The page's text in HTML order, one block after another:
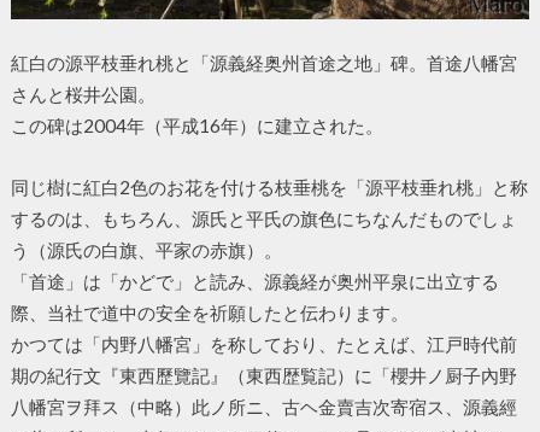
紅白の源平枝垂れ桃と「源義経奥州首途之地」碑。首途八幡宮
さんと桜井公園。
この碑は2004年（平成16年）に建立された。
同じ樹に紅白2色のお花を付ける枝垂桃を「源平枝垂れ桃」と称
するのは、もちろん、源氏と平氏の旗色にちなんだものでしょ
う（源氏の白旗、平家の赤旗）。
「首途」は「かどで」と読み、源義経が奥州平泉に出立する
際、当社で道中の安全を祈願したと伝わります。
かつては「内野八幡宮」を称しており、たとえば、江戸時代前
期の紀行文『東西歷覽記』（東西歴覧記）に「櫻井ノ厨子內野
八幡宮ヲ拜ス（中略）此ノ所ニ、古ヘ金賣吉次寄宿ス、源義經